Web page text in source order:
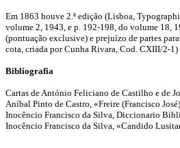
Em 1863 houve 2.ª edição (Lisboa,
volume 2, 1943, e p. 192-198, do volume 18,
(pontuação exclusive) e prejuízo de partes
cota, criada por Cunha Rivara, Cod. CXIII/2-
Bibliografia
Cartas de António Feliciano de Castilho e de
Aníbal Pinto de Castro, «Freire (Francisco
Inocêncio Francisco da Silva, Diccionario
Inocêncio Francisco da Silva, «Candido